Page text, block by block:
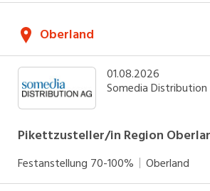
an Werktagen Einsätze zwischen
INSERAT ANSEHEN
Oberland
01.08.2026
Somedia Distribution
Pikettzusteller/in Region
Festanstellung 70-100% Oberland